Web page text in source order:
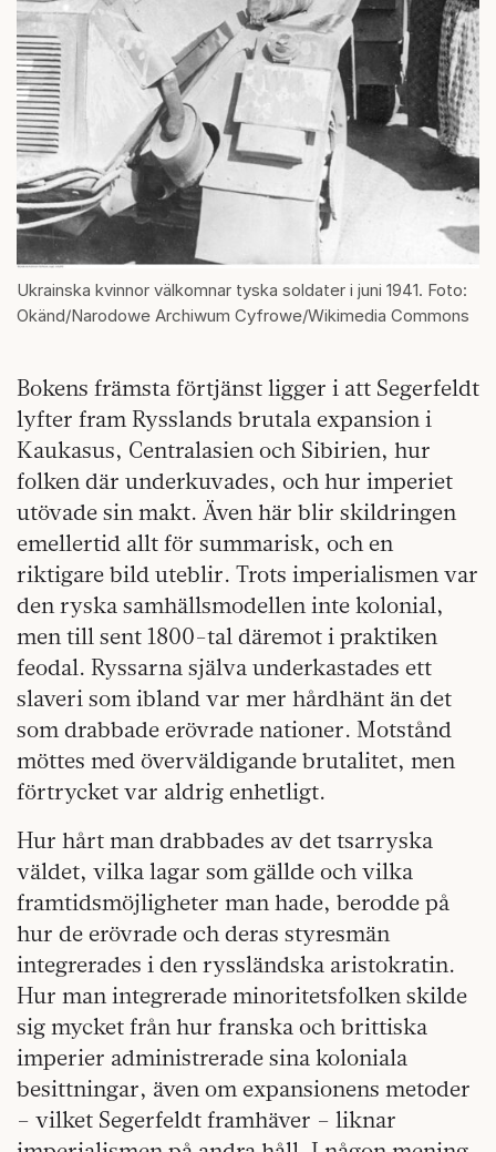
Ukrainska kvinnor välkomnar tyska soldater i juni 1941. Foto:
Okänd/Narodowe Archiwum Cyfrowe/Wikimedia Commons
Bokens främsta förtjänst ligger i att Segerfeldt
lyfter fram Rysslands brutala expansion i
Kaukasus, Centralasien och Sibirien, hur
folken där underkuvades, och hur imperiet
utövade sin makt. Även här blir skildringen
emellertid allt för summarisk, och en
riktigare bild uteblir. Trots imperialismen var
den ryska samhällsmodellen inte kolonial,
men till sent 1800-tal däremot i praktiken
feodal. Ryssarna själva underkastades ett
slaveri som ibland var mer hårdhänt än det
som drabbade erövrade nationer. Motstånd
möttes med överväldigande brutalitet, men
förtrycket var aldrig enhetligt.
Hur hårt man drabbades av det tsarryska
väldet, vilka lagar som gällde och vilka
framtidsmöjligheter man hade, berodde på
hur de erövrade och deras styresmän
integrerades i den ryssländska aristokratin.
Hur man integrerade minoritetsfolken skilde
sig mycket från hur franska och brittiska
imperier administrerade sina koloniala
besittningar, även om expansionens metoder
– vilket Segerfeldt framhäver – liknar